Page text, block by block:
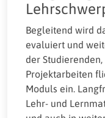
Begleitend wird
evaluiert und
der
Projektarbeiten
Moduls ein.
Lehr- und